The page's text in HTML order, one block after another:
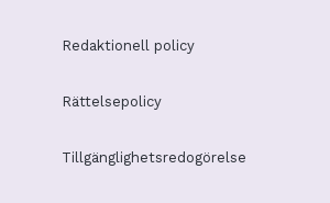
Redaktionell policy
Rättelsepolicy
Tillgänglighetsredogörelse